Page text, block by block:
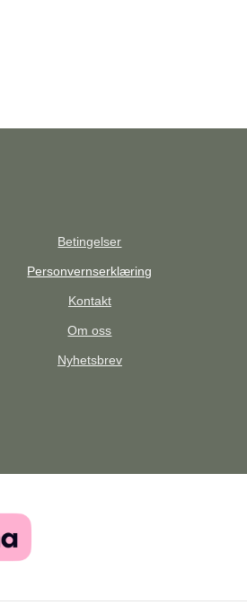
Betingelser
Personvernserklæring
Kontakt
Om oss
Nyhetsbrev